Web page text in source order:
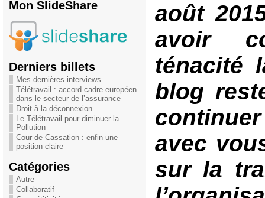
Mon SlideShare
Derniers billets
Mes dernières interviews
Télétravail : accord-cadre européen
dans le secteur de l’assurance
Droit à la déconnexion
Le Télétravail pour diminuer la
Pollution
Cour de Cassation : enfin une
position claire
Catégories
Autre
Collaboratif
août
avoir
ténacité
blog
avec
sur la